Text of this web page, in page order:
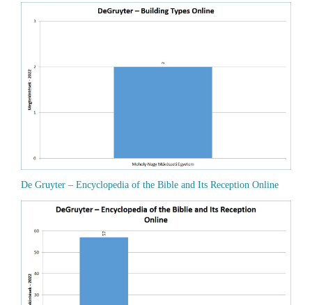
De Gruyter – Encyclopedia of the Bible and Its Reception Online